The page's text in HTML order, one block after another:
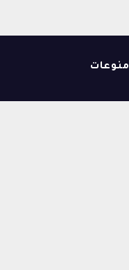
منوعات